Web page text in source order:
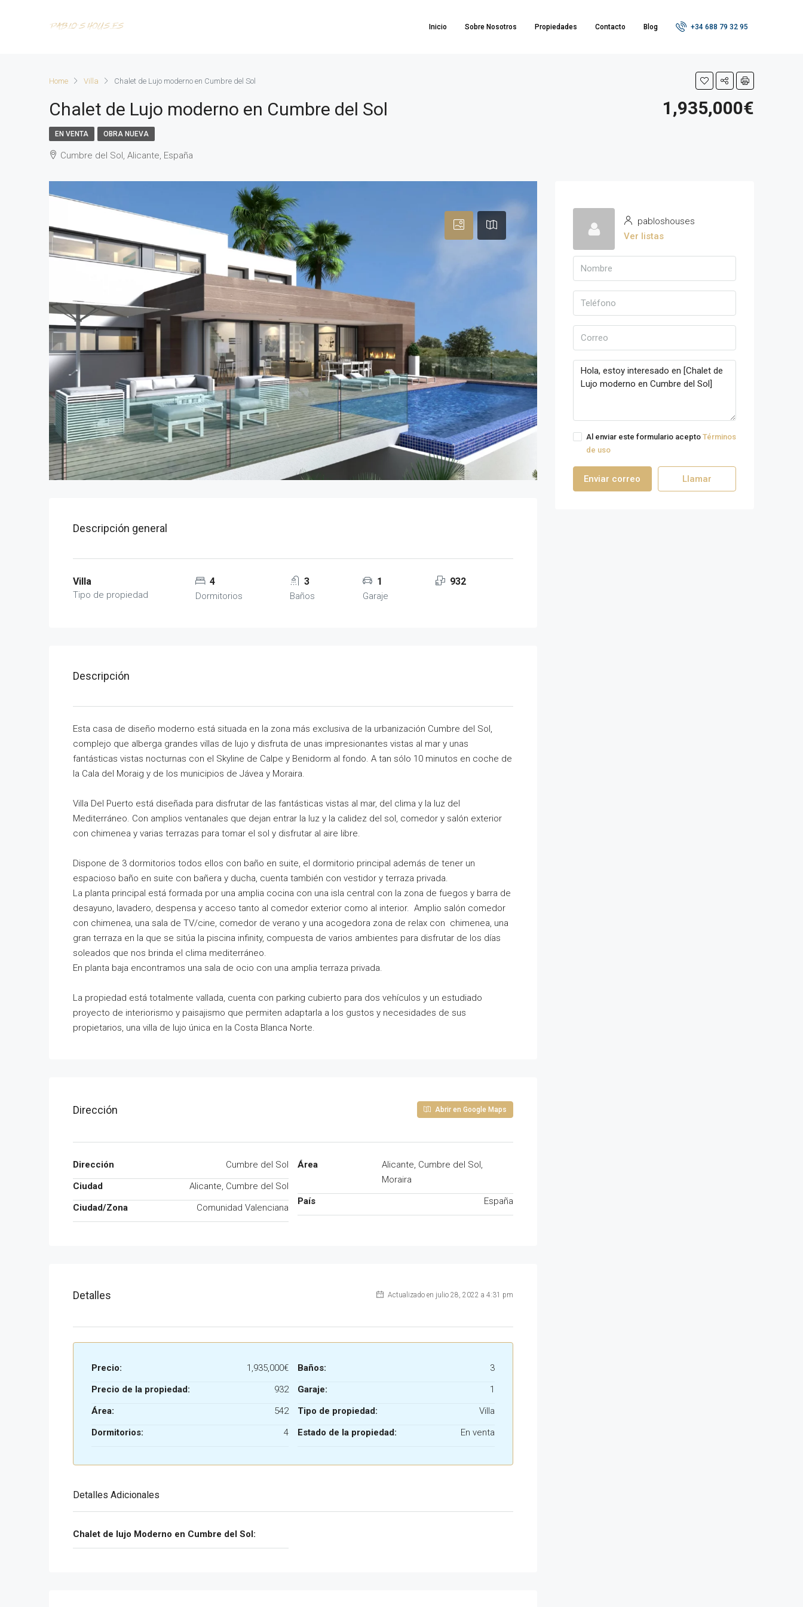
Inicio Sobre Nosotros Propiedades Contacto Blog +34 688 79 32 95
Home Villa Chalet de Lujo moderno en Cumbre del Sol
Chalet de Lujo moderno en Cumbre del Sol 1,935,000€
EN VENTA OBRA NUEVA
Cumbre del Sol, Alicante, España
Descripción general
Villa
Tipo de propiedad
4
Dormitorios
3
Baños
1
Garaje
932
Descripción
Esta casa de diseño moderno está situada en la zona más exclusiva de la urbanización Cumbre del Sol,
complejo que alberga grandes villas de lujo y disfruta de unas impresionantes vistas al mar y unas
fantásticas vistas nocturnas con el Skyline de Calpe y Benidorm al fondo. A tan sólo 10 minutos en coche de
la Cala del Moraig y de los municipios de Jávea y Moraira.
Villa Del Puerto está diseñada para disfrutar de las fantásticas vistas al mar, del clima y la luz del
Mediterráneo. Con amplios ventanales que dejan entrar la luz y la calidez del sol, comedor y salón exterior
con chimenea y varias terrazas para tomar el sol y disfrutar al aire libre.
Dispone de 3 dormitorios todos ellos con baño en suite, el dormitorio principal además de tener un
espacioso baño en suite con bañera y ducha, cuenta también con vestidor y terraza privada.
La planta principal está formada por una amplia cocina con una isla central con la zona de fuegos y barra de
desayuno, lavadero, despensa y acceso tanto al comedor exterior como al interior. Amplio salón comedor
con chimenea, una sala de TV/cine, comedor de verano y una acogedora zona de relax con chimenea, una
gran terraza en la que se sitúa la piscina infinity, compuesta de varios ambientes para disfrutar de los días
soleados que nos brinda el clima mediterráneo.
En planta baja encontramos una sala de ocio con una amplia terraza privada.
La propiedad está totalmente vallada, cuenta con parking cubierto para dos vehículos y un estudiado
proyecto de interiorismo y paisajismo que permiten adaptarla a los gustos y necesidades de sus
propietarios, una villa de lujo única en la Costa Blanca Norte.
Dirección Abrir en Google Maps
Dirección
Cumbre del Sol
Ciudad
Alicante, Cumbre del Sol
Ciudad/Zona
Comunidad Valenciana
Área
Alicante, Cumbre del Sol,
Moraira
País
España
Detalles Actualizado en julio 28, 2022 a 4:31 pm
Precio:
1,935,000€
Precio de la propiedad:
932
Área:
542
Dormitorios:
4
Baños:
3
Garaje:
1
Tipo de propiedad:
Villa
Estado de la propiedad:
En venta
Detalles Adicionales
Chalet de lujo Moderno en Cumbre del Sol:
pabloshouses
Ver listas
Al enviar este formulario acepto Términos
de uso
Enviar correo Llamar